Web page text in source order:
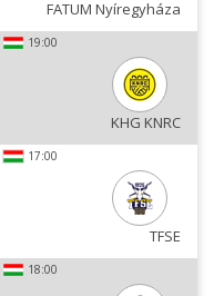
FATUM Nyíregyháza
19:00
KHG KNRC
17:00
TFSE
18:00